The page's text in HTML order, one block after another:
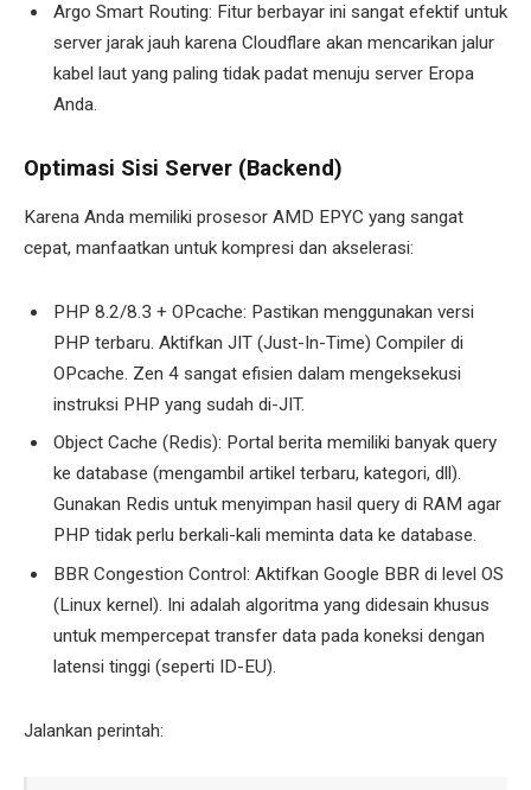
Argo Smart Routing: Fitur berbayar ini sangat efektif untuk
server jarak jauh karena Cloudflare akan mencarikan jalur
kabel laut yang paling tidak padat menuju server Eropa
Anda.
Optimasi Sisi Server (Backend)
Karena Anda memiliki prosesor AMD EPYC yang sangat
cepat, manfaatkan untuk kompresi dan akselerasi:
PHP 8.2/8.3 + OPcache: Pastikan menggunakan versi
PHP terbaru. Aktifkan JIT (Just-In-Time) Compiler di
OPcache. Zen 4 sangat efisien dalam mengeksekusi
instruksi PHP yang sudah di-JIT.
Object Cache (Redis): Portal berita memiliki banyak query
ke database (mengambil artikel terbaru, kategori, dll).
Gunakan Redis untuk menyimpan hasil query di RAM agar
PHP tidak perlu berkali-kali meminta data ke database.
BBR Congestion Control: Aktifkan Google BBR di level OS
(Linux kernel). Ini adalah algoritma yang didesain khusus
untuk mempercepat transfer data pada koneksi dengan
latensi tinggi (seperti ID-EU).
Jalankan perintah: